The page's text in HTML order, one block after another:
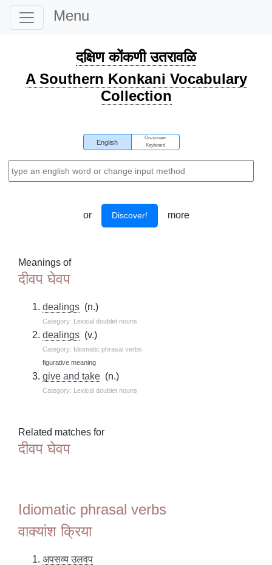
Menu
दक्षिण कोंकणी उतरावळि
A Southern Konkani Vocabulary
Collection
English
On-screen
Keyboard
or Discover! more
Meanings of
दीवप घेवप
dealings (n.)
Category: Lexical doublet nouns
dealings (v.)
Category: Idiomatic phrasal verbs
figurative meaning
give and take (n.)
Category: Lexical doublet nouns
Related matches for
दीवप घेवप
Idiomatic phrasal verbs
वाक्यांश क्रिया
अपसव्य उलवप